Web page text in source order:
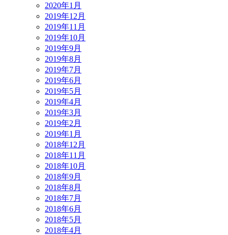
2020年1月
2019年12月
2019年11月
2019年10月
2019年9月
2019年8月
2019年7月
2019年6月
2019年5月
2019年4月
2019年3月
2019年2月
2019年1月
2018年12月
2018年11月
2018年10月
2018年9月
2018年8月
2018年7月
2018年6月
2018年5月
2018年4月